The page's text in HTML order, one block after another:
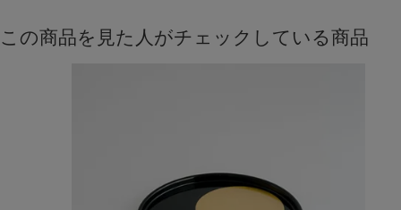
この商品を見た人がチェックしている商品